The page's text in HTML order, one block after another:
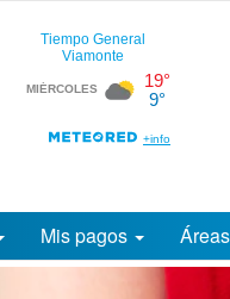
Mis pagos Áreas